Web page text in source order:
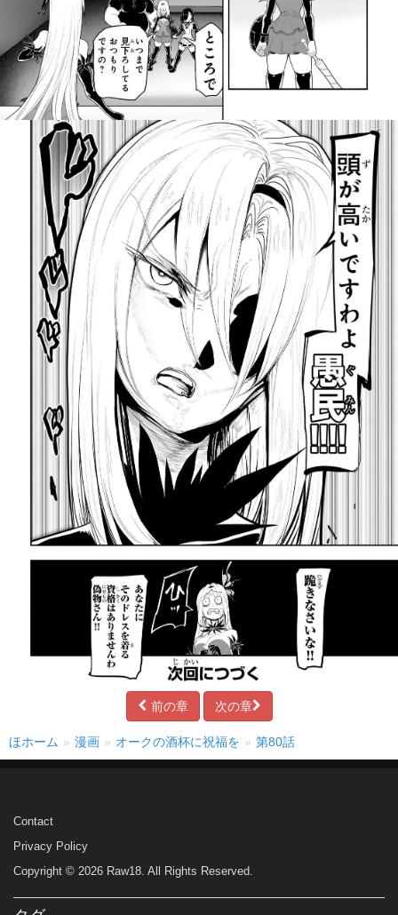
前の章 次の章
ほホーム 漫画 オークの酒杯に祝福を 第80話
Contact
Privacy Policy
Copyright © 2026 Raw18. All Rights Reserved.